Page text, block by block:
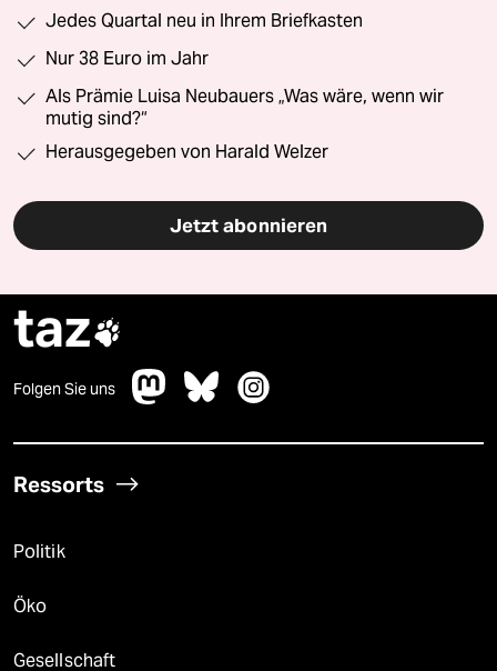
Jedes Quartal neu in Ihrem Briefkasten
Nur 38 Euro im Jahr
Als Prämie Luisa Neubauers „Was wäre, wenn wir
mutig sind?“
Herausgegeben von Harald Welzer
Jetzt abonnieren
taz
Folgen Sie uns
Ressorts
Politik
Öko
Gesellschaft